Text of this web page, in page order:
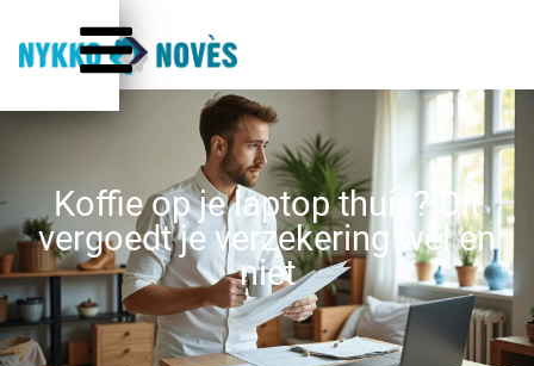
Koffie op je laptop thuis? Dit
vergoedt je verzekering wel en
niet